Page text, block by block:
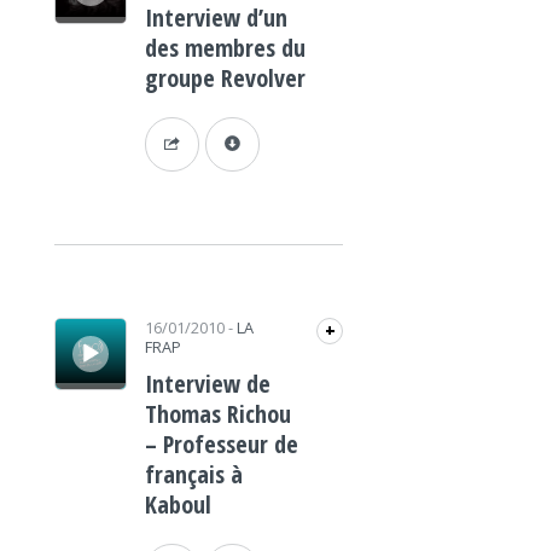
Interview d’un
des membres du
groupe Revolver
Lecteur audio 16/01/2010- LA
FRAP
+
Interview de
Thomas Richou
– Professeur de
français à
Kaboul